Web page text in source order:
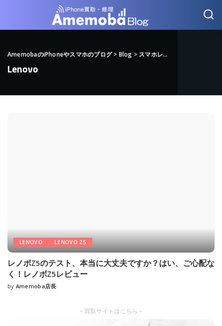
AmemobaのiPhoneやスマホのブログ> Blog > スマホレビュー
Lenovo
LENOVO LENOVO Z5
レノボZ5のテスト、本当に大丈夫ですか？はい、ご心配な
く！レノボZ5レビュー
Posted
by Amemoba店長
– 買取サイトはこちら –